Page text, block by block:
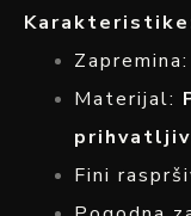
Zapremina:
Materijal:
Fini